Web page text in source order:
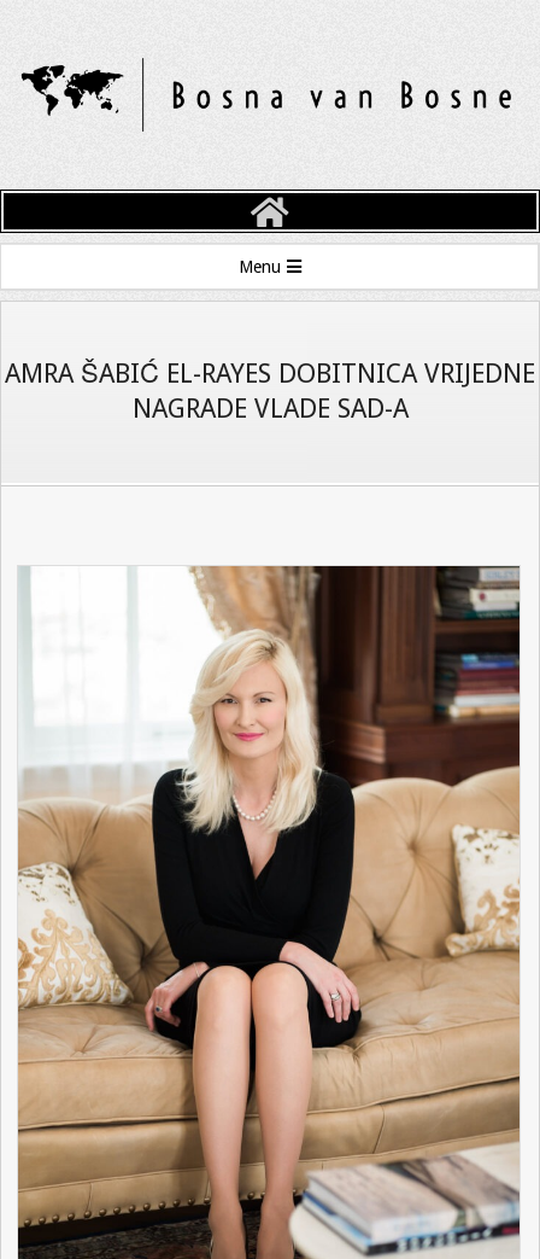
content
BOSNA
VAN
BOSNE
Navigation
Menu
AMRA ŠABIĆ EL-RAYES DOBITNICA VRIJEDNE
NAGRADE VLADE SAD-A